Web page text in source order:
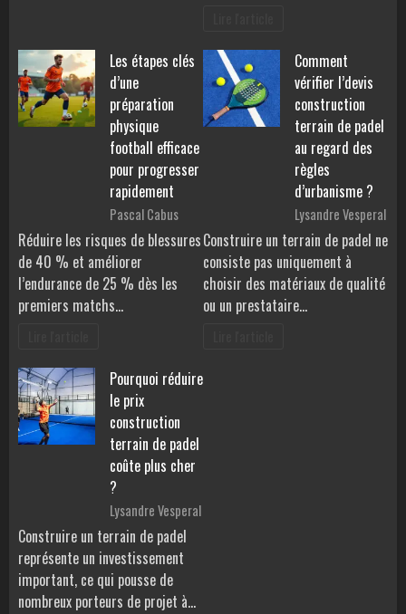
Les étapes clés
d’une
préparation
physique
football efficace
pour progresser
rapidement
Pascal Cabus
Réduire les risques de blessures
de 40 % et améliorer
l’endurance de 25 % dès les
premiers matchs…
Comment
vérifier l’devis
construction
terrain de padel
au regard des
règles
d’urbanisme ?
Lysandre Vesperal
Construire un terrain de padel ne
consiste pas uniquement à
choisir des matériaux de qualité
ou un prestataire…
Pourquoi réduire
le prix
construction
terrain de padel
coûte plus cher
?
Lysandre Vesperal
Construire un terrain de padel
représente un investissement
important, ce qui pousse de
nombreux porteurs de projet à…